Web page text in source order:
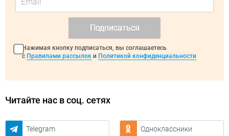
Подписаться
Нажимая кнопку подписаться, вы соглашаетесь
с Правилами рассылок и Политикой конфиденциальности
Читайте нас в соц. сетях
Telegram Одноклассники